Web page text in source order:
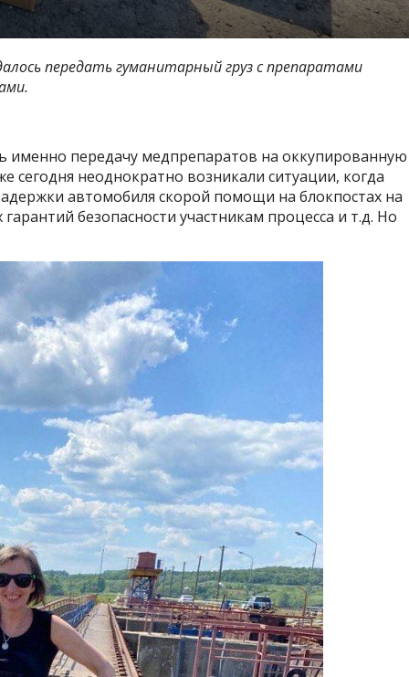
передать гуманитарный груз с препаратами
именно передачу медпрепаратов на оккупированную
неоднократно возникали ситуации, когда
автомобиля скорой помощи на блокпостах на
безопасности участникам процесса и т.д. Но